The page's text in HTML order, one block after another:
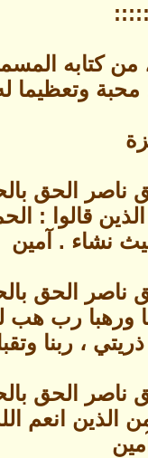
كتابه
محبة وتعظيما
ناصر الحق
قالوا :
نشاء . آمين
ناصر الحق
ورهبا رب
، ربنا
ناصر الحق
انعم